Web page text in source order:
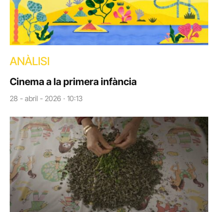
ANÀLISI
Cinema a la primera infància
28 - abril - 2026 · 10:13